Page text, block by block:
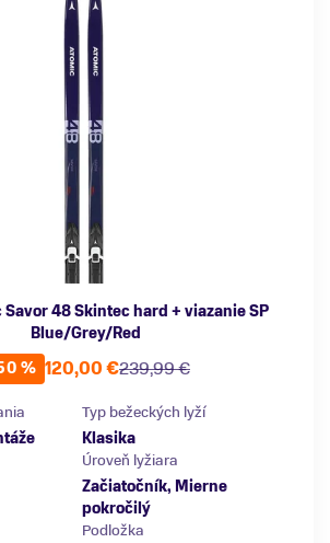
Savor 48 Skintec hard + viazanie SP
Blue/Grey/Red
%
239,99 €
120,00 €
Typ bežeckých lyží
Klasika
Úroveň lyžiara
Začiatočník, Mierne
pokročilý
Podložka